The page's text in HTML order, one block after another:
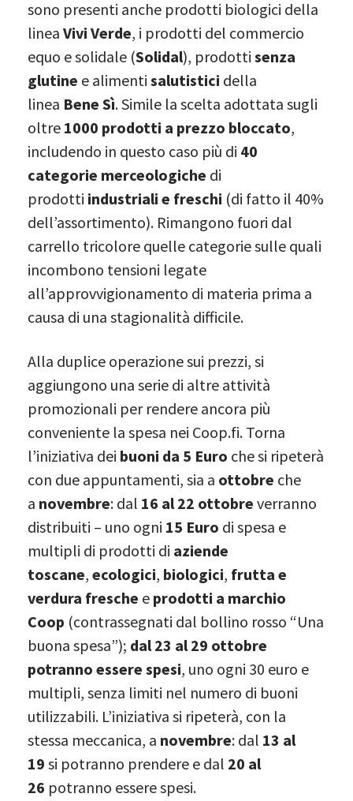
sono presenti anche prodotti biologici della
linea Vivi Verde, i prodotti del commercio
equo e solidale (Solidal), prodotti senza
glutine e alimenti salutistici della
linea Bene Sì. Simile la scelta adottata sugli
oltre 1000 prodotti a prezzo bloccato,
includendo in questo caso più di 40
categorie merceologiche di
prodotti industriali e freschi (di fatto il 40%
dell’assortimento). Rimangono fuori dal
carrello tricolore quelle categorie sulle quali
incombono tensioni legate
all’approvvigionamento di materia prima a
causa di una stagionalità difficile.
Alla duplice operazione sui prezzi, si
aggiungono una serie di altre attività
promozionali per rendere ancora più
conveniente la spesa nei Coop.fi. Torna
l’iniziativa dei buoni da 5 Euro che si ripeterà
con due appuntamenti, sia a ottobre che
a novembre: dal 16 al 22 ottobre verranno
distribuiti – uno ogni 15 Euro di spesa e
multipli di prodotti di aziende
toscane, ecologici, biologici, frutta e
verdura fresche e prodotti a marchio
Coop (contrassegnati dal bollino rosso “Una
buona spesa”); dal 23 al 29 ottobre
potranno essere spesi, uno ogni 30 euro e
multipli, senza limiti nel numero di buoni
utilizzabili. L’iniziativa si ripeterà, con la
stessa meccanica, a novembre: dal 13 al
19 si potranno prendere e dal 20 al
26 potranno essere spesi.